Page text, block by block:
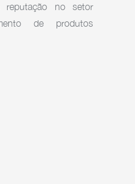
no setor
de produtos